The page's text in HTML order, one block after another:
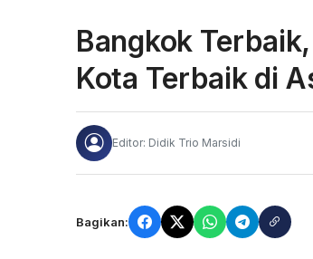
Bangkok
Kota Terbaik di
Editor: Didik Trio Marsidi
Bagikan: